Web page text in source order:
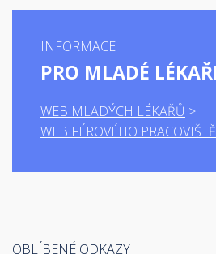
INFORMACE
PRO MLADÉ
WEB MLADÝCH LÉKAŘŮ
WEB FÉROVÉHO PRACOVIŠTĚ
OBLÍBENÉ ODKAZY